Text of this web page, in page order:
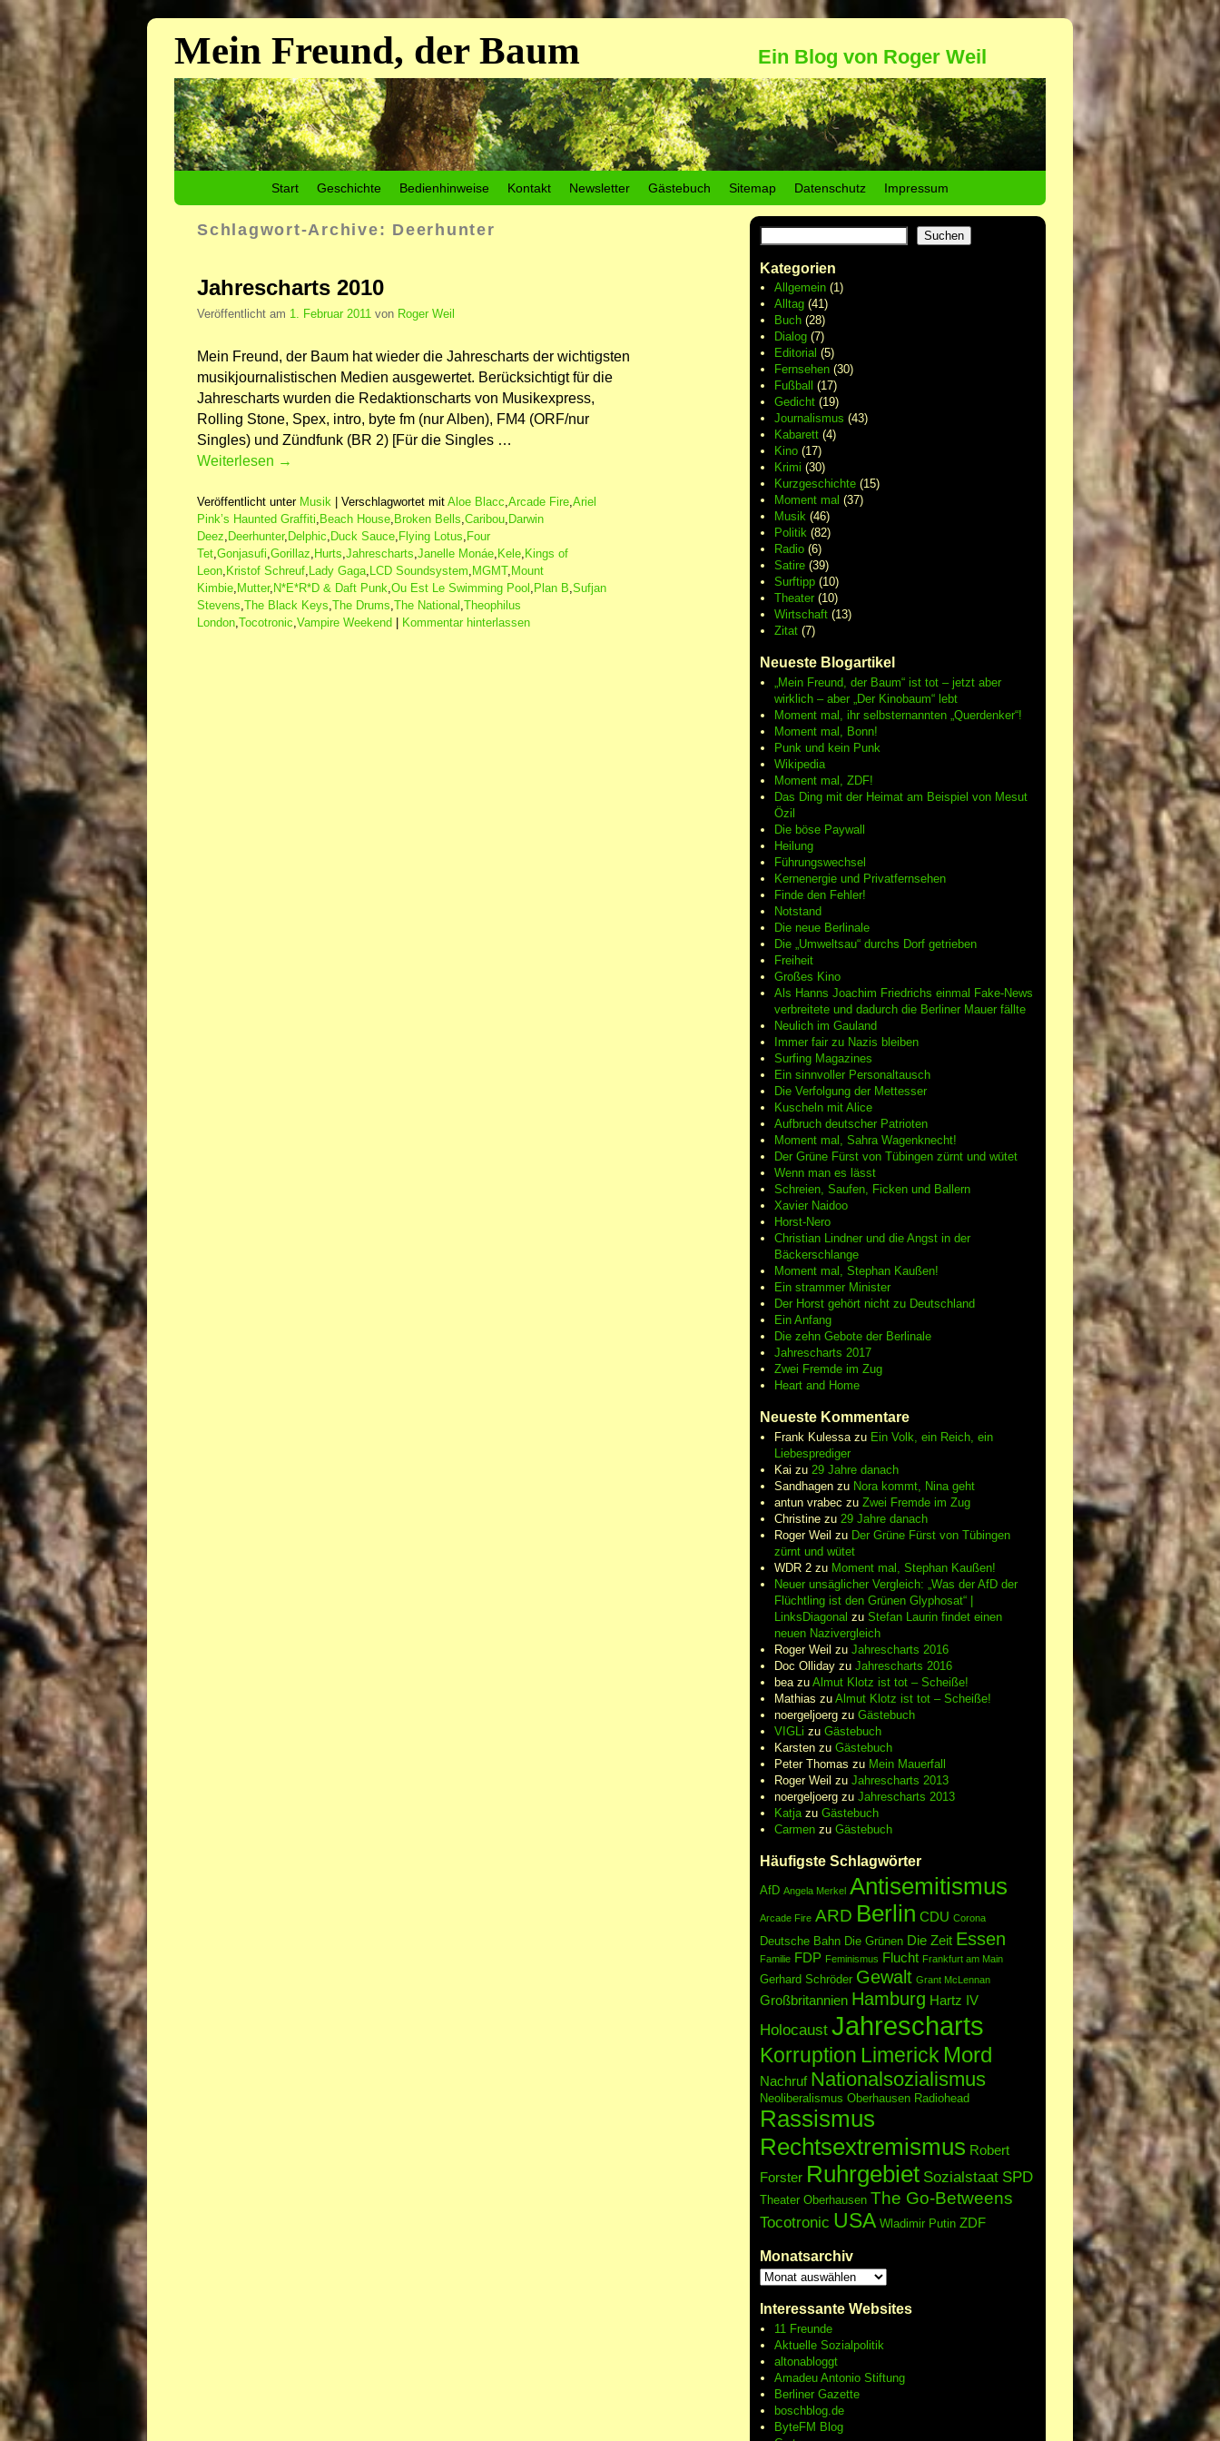
Mein Freund, der Baum Ein Blog von Roger Weil
Start Geschichte Bedienhinweise Kontakt Newsletter Gästebuch Sitemap Datenschutz Impressum
Schlagwort-Archive: Deerhunter
Jahrescharts 2010
Veröffentlicht am 1. Februar 2011 von Roger Weil
Mein Freund, der Baum hat wieder die Jahrescharts der wichtigsten
musikjournalistischen Medien ausgewertet. Berücksichtigt für die
Jahrescharts wurden die Redaktionscharts von Musikexpress,
Rolling Stone, Spex, intro, byte fm (nur Alben), FM4 (ORF/nur
Singles) und Zündfunk (BR 2) [Für die Singles …
Weiterlesen →
Veröffentlicht unter Musik Verschlagwortet mit Aloe Blacc Arcade Fire Ariel
Pink’s Haunted Graffiti Beach House Broken Bells Caribou Darwin
Deez Deerhunter, Delphic Duck Sauce Flying Lotus Four
Tet Gonjasufi Gorillaz Hurts Jahrescharts Janelle Monáe Kele Kings of
Leon Kristof Schreuf Lady Gaga LCD Soundsystem MGMT, Mount
Kimbie Mutter, N*E*R*D & Daft Punk Ou Est Le Swimming Pool Plan B Sufjan
Stevens The Black Keys The Drums The National Theophilus
London Tocotronic Vampire Weekend Kommentar hinterlassen
Suchen
Kategorien
Allgemein(1)
Alltag(41)
Buch(28)
Dialog(7)
Editorial (5)
Fernsehen(30)
Fußball (17)
Gedicht(19)
Journalismus (43)
Kabarett(4)
Kino(17)
Krimi (30)
Kurzgeschichte(15)
Moment mal (37)
Musik(46)
Politik(82)
Radio(6)
Satire(39)
Surftipp(10)
Theater(10)
Wirtschaft(13)
Zitat(7)
Neueste Blogartikel
„Mein Freund, der Baum“ ist tot – jetzt aber
wirklich – aber „Der Kinobaum“ lebt
Moment mal, ihr selbsternannten „Querdenker“!
Moment mal, Bonn!
Punk und kein Punk
Wikipedia
Moment mal, ZDF!
Das Ding mit der Heimat am Beispiel von Mesut
Özil
Die böse Paywall
Heilung
Führungswechsel
Kernenergie und Privatfernsehen
Finde den Fehler!
Notstand
Die neue Berlinale
Die „Umweltsau“ durchs Dorf getrieben
Freiheit
Großes Kino
Als Hanns Joachim Friedrichs einmal Fake-News
verbreitete und dadurch die Berliner Mauer fällte
Neulich im Gauland
Immer fair zu Nazis bleiben
Surfing Magazines
Ein sinnvoller Personaltausch
Die Verfolgung der Mettesser
Kuscheln mit Alice
Aufbruch deutscher Patrioten
Moment mal, Sahra Wagenknecht!
Der Grüne Fürst von Tübingen zürnt und wütet
Wenn man es lässt
Schreien, Saufen, Ficken und Ballern
Xavier Naidoo
Horst-Nero
Christian Lindner und die Angst in der
Bäckerschlange
Moment mal, Stephan Kaußen!
Ein strammer Minister
Der Horst gehört nicht zu Deutschland
Ein Anfang
Die zehn Gebote der Berlinale
Jahrescharts 2017
Zwei Fremde im Zug
Heart and Home
Neueste Kommentare
Frank Kulessazu Ein Volk, ein Reich, ein
Liebesprediger
Kai zu 29 Jahre danach
Sandhagenzu Nora kommt, Nina geht
antun vrabec zu Zwei Fremde im Zug
Christinezu 29 Jahre danach
Roger Weil zu Der Grüne Fürst von Tübingen
zürnt und wütet
WDR 2zu Moment mal, Stephan Kaußen!
Neuer unsäglicher Vergleich: „Was der AfD der
Flüchtling ist den Grünen Glyphosat“ |
LinksDiagonal zu Stefan Laurin findet einen
neuen Nazivergleich
Roger Weil zu Jahrescharts 2016
Doc Ollidayzu Jahrescharts 2016
beazu Almut Klotz ist tot – Scheiße!
Mathias zu Almut Klotz ist tot – Scheiße!
noergeljoergzu Gästebuch
VIGLi zu Gästebuch
Karstenzu Gästebuch
Peter Thomas zu Mein Mauerfall
Roger Weil zu Jahrescharts 2013
noergeljoergzu Jahrescharts 2013
Katjazu Gästebuch
Carmenzu Gästebuch
Häufigste Schlagwörter
AfD Angela Merkel Antisemitismus
Arcade Fire ARD Berlin CDU Corona
Deutsche Bahn Die Grünen Die Zeit Essen
Familie FDP Feminismus Flucht Frankfurt am Main
Gerhard Schröder Gewalt Grant McLennan
Großbritannien Hamburg Hartz IV
Holocaust Jahrescharts
Korruption Limerick Mord
Nachruf Nationalsozialismus
Neoliberalismus Oberhausen Radiohead
Rassismus
Rechtsextremismus Robert
Forster Ruhrgebiet Sozialstaat SPD
Theater Oberhausen The Go-Betweens
Tocotronic USA Wladimir Putin ZDF
Monatsarchiv
Interessante Websites
11 Freunde
Aktuelle Sozialpolitik
altonabloggt
Amadeu Antonio Stiftung
Berliner Gazette
boschblog.de
ByteFM Blog